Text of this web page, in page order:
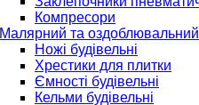
Компресори
Малярний та оздоблювальний
Ножі будівельні
Хрестики для плитки
Ємності будівельні
Кельми будівельні